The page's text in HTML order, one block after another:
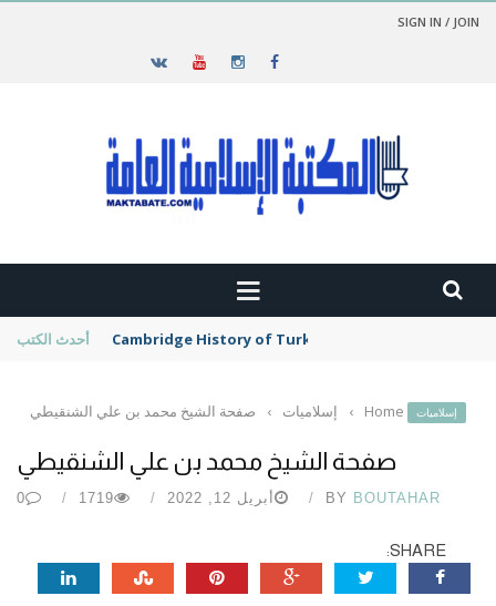
SIGN IN / JOIN
أحدث الكتب Cambridge History of Turkey
إسلاميات Home
› إسلاميات › صفحة الشيخ محمد بن علي الشنقيطي
صفحة الشيخ محمد بن علي الشنقيطي
BY BOUTAHAR أبريل 12, 2022 1719
0
SHARE: